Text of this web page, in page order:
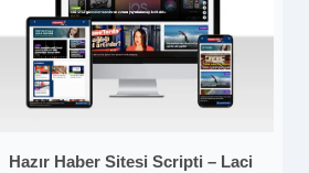
Hazır Haber Sitesi Scripti – Laci